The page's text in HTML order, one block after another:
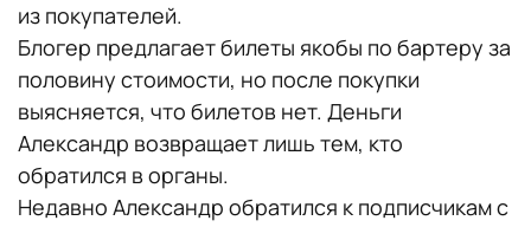
из покупателей.
Блогер предлагает билеты якобы по бартеру за
половину стоимости, но после покупки
выясняется, что билетов нет. Деньги
Александр возвращает лишь тем, кто
обратился в органы.
Недавно Александр обратился к подписчикам с